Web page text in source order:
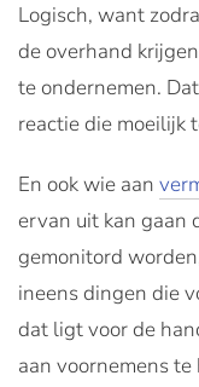
Logisch, want
de overhand
te ondernemen.
reactie die moeilijk
En ook wie aan
ervan uit kan gaan
gemonitord
ineens dingen die
dat ligt voor de
aan voornemens